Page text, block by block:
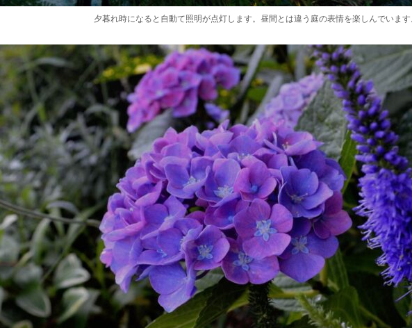
夕暮れ時になると自動て照明が点灯します。昼間とは違う庭の表情を楽しんでいま